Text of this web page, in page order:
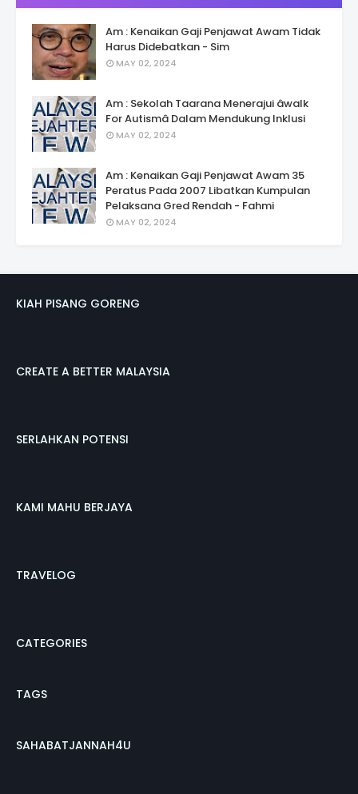
Am : Kenaikan Gaji Penjawat Awam Tidak
Harus Didebatkan - Sim
MAY 02, 2024
Am : Sekolah Taarana Menerajui âwalk
For Autismâ Dalam Mendukung Inklusi
MAY 02, 2024
Am : Kenaikan Gaji Penjawat Awam 35
Peratus Pada 2007 Libatkan Kumpulan
Pelaksana Gred Rendah - Fahmi
MAY 02, 2024
KIAH PISANG GORENG
CREATE A BETTER MALAYSIA
SERLAHKAN POTENSI
KAMI MAHU BERJAYA
TRAVELOG
CATEGORIES
TAGS
SAHABATJANNAH4U